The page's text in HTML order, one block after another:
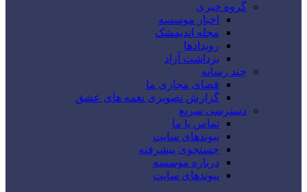
گروه خبری
اخبار موسسه
مجله اندیمشک
رویدادها
برداشت آزاد
چند رسانه
فضای مجازی ما
گزارش تصویری نغمه های عشق
دسترسی سریع
تماس با ما
پیوندهای سایت
جستجوی پیشرفته
درباره موسسه
پیوندهای سایت